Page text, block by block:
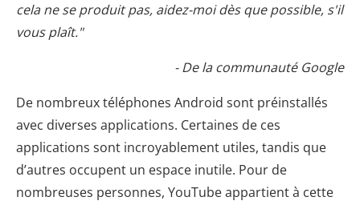
cela ne se produit pas, aidez-moi dès que possible, s'il
vous plaît."
- De la communauté Google
De nombreux téléphones Android sont préinstallés
avec diverses applications. Certaines de ces
applications sont incroyablement utiles, tandis que
d’autres occupent un espace inutile. Pour de
nombreuses personnes, YouTube appartient à cette